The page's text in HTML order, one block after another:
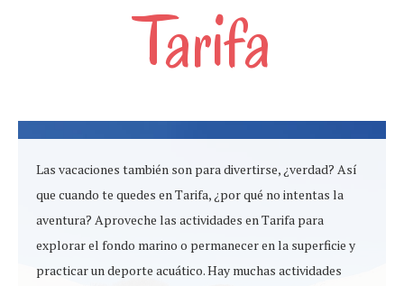
Tarifa
Las vacaciones también son para divertirse, ¿verdad? Así
que cuando te quedes en Tarifa, ¿por qué no intentas la
aventura? Aproveche las actividades en Tarifa para
explorar el fondo marino o permanecer en la superficie y
practicar un deporte acuático. Hay muchas actividades